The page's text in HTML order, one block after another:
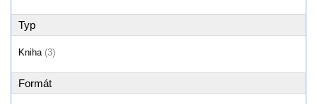
Typ
Kniha (3)
Formát